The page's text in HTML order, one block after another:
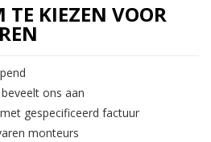
TE KIEZEN VOOR
ons aan
gespecificeerd factuur
monteurs